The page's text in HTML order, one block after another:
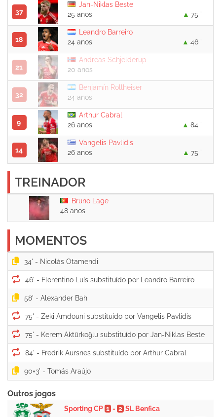
37
Jan-Niklas Beste
25 anos
75 '
18
Leandro Barreiro
24 anos
46 '
21
Andreas Schjelderup
20 anos
32
Benjamín Rollheiser
24 anos
9
Arthur Cabral
26 anos
84 '
14
Vangelis Pavlidis
26 anos
75 '
TREINADOR
Bruno Lage
48 anos
MOMENTOS
34' -
46' -
58' -
75' -
75' -
84' -
90+3' -
Outros jogos
Sporting CP 1- 2 SL Benfica